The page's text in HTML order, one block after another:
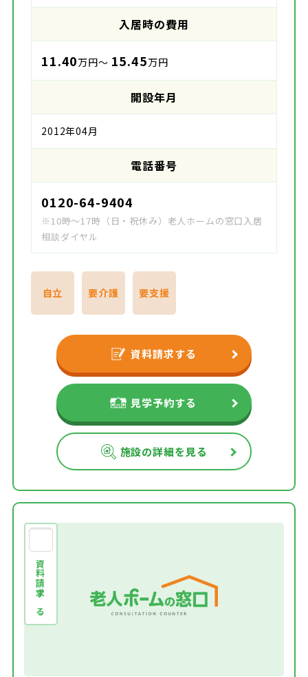
入居時の費用
11.40万円～ 15.45万円
開設年月
2012年04月
電話番号
0120-64-9404
※10時～17時（日・祝休み）老人ホームの窓口入居
相談ダイヤル
自立 要介護 要支援
資料請求する
見学予約する
施設の詳細を見る
資料請求する